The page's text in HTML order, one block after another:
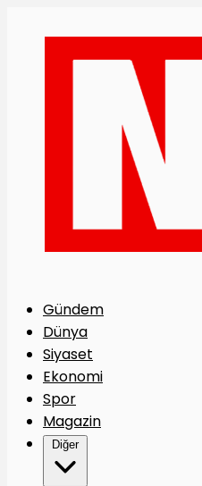
Gündem
Dünya
Siyaset
Ekonomi
Spor
Magazin
Diğer